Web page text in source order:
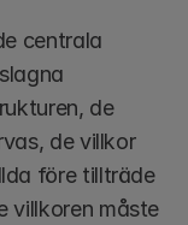
centrala
de
de villkor
före tillträde
villkoren måste